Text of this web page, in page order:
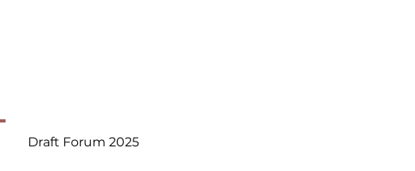
Draft Forum 2025